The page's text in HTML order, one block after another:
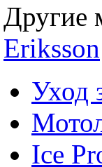
Другие
Eriksson
Уход
Ice